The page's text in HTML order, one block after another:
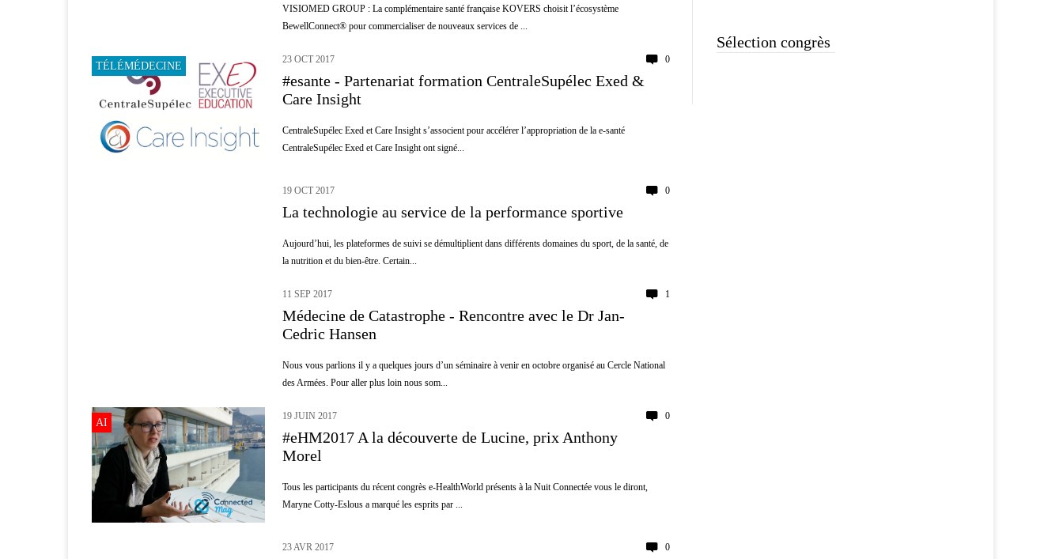
VISIOMED GROUP : La complémentaire santé française KOVERS choisit l’écosystème
BewellConnect® pour commercialiser de nouveaux services de ...
TÉLÉMÉDECINE
23 OCT 2017 0
#esante - Partenariat formation CentraleSupélec Exed &
Care Insight
CentraleSupélec Exed et Care Insight s’associent pour accélérer l’appropriation de la e-santé
CentraleSupélec Exed et Care Insight ont signé...
19 OCT 2017 0
La technologie au service de la performance sportive
Aujourd’hui, les plateformes de suivi se démultiplient dans différents domaines du sport, de la santé, de
la nutrition et du bien-être. Certain...
11 SEP 2017 1
Médecine de Catastrophe - Rencontre avec le Dr Jan-
Cedric Hansen
Nous vous parlions il y a quelques jours d’un séminaire à venir en octobre organisé au Cercle National
des Armées. Pour aller plus loin nous som...
AI
19 JUIN 2017 0
#eHM2017 A la découverte de Lucine, prix Anthony
Morel
Tous les participants du récent congrès e-HealthWorld présents à la Nuit Connectée vous le diront,
Maryne Cotty-Eslous a marqué les esprits par ...
23 AVR 2017 0
Sélection congrès